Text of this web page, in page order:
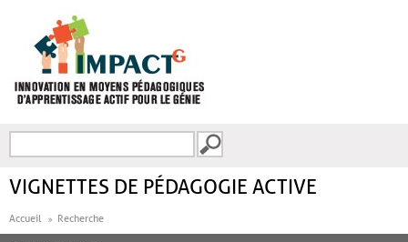
FORMULAIRE DE
VIGNETTES DE PÉDAGOGIE ACTIVE
Accueil Recherche